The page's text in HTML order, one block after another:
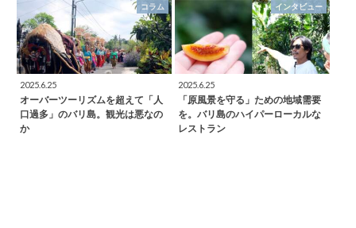
コラム
2025.6.25
オーバーツーリズムを超えて「人
口過多」のバリ島。観光は悪なの
か
インタビュー
2025.6.25
「原風景を守る」ための地域需要
を。バリ島のハイパーローカルな
レストラン